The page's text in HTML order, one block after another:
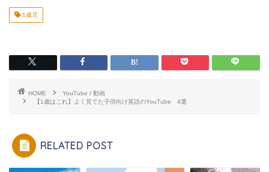
1歳児
HOME
YouTube / 動画
【1歳はこれ】よく見てた子供向け英語のYouTube 4選
RELATED POST